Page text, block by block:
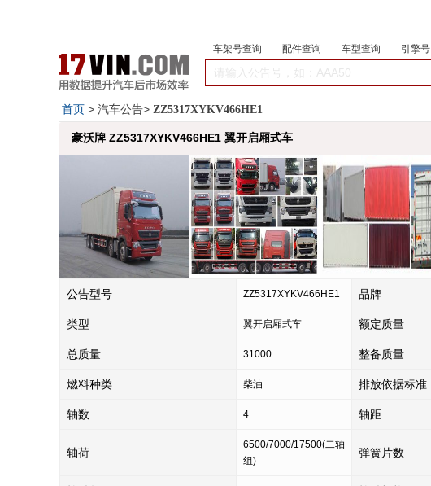
车架号查询 配件查询 车型查询 引擎号
首页 > 汽车公告> ZZ5317XYKV466HE1
豪沃牌 ZZ5317XYKV466HE1 翼开启厢式车
公告型号 ZZ5317XYKV466HE1 品牌
类型 翼开启厢式车 额定质量
总质量 31000 整备质量
燃料种类 柴油 排放依据标准
轴数 4 轴距
轴荷
6500/7000/17500(二轴
组)
弹簧片数